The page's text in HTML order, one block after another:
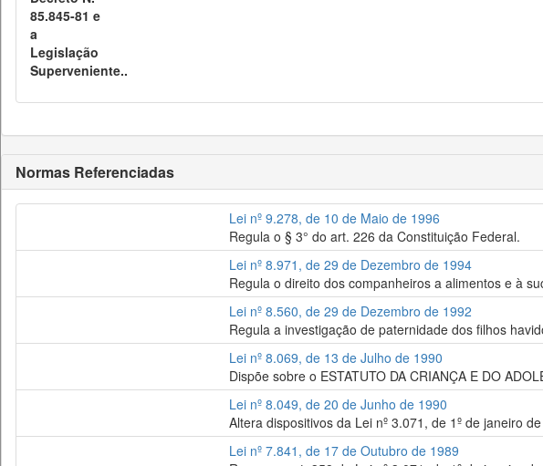
85.845-81 e
a
Legislação
Superveniente..
Normas Referenciadas
Lei nº 9.278, de 10 de Maio de 1996
Regula o § 3° do art. 226 da Constituição Federal.
Lei nº 8.971, de 29 de Dezembro de 1994
Regula o direito dos companheiros a alimentos e à
Lei nº 8.560, de 29 de Dezembro de 1992
Regula a investigação de paternidade dos filhos
Lei nº 8.069, de 13 de Julho de 1990
Dispõe sobre o ESTATUTO DA CRIANÇA E DO
Lei nº 8.049, de 20 de Junho de 1990
Altera dispositivos da Lei nº 3.071, de 1º de janeiro
Lei nº 7.841, de 17 de Outubro de 1989